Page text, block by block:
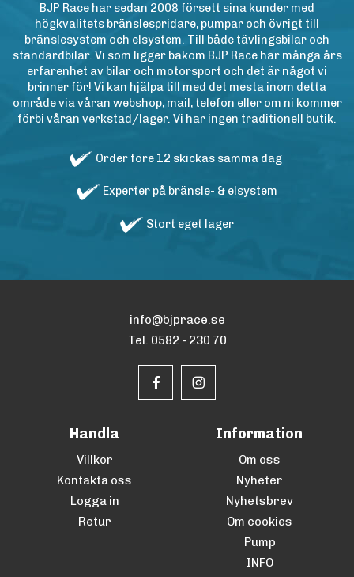
BJP Race har sedan 2008 försett sina kunder med
högkvalitets bränslespridare, pumpar och övrigt till
bränslesystem och elsystem. Till både tävlingsbilar och
standardbilar. Vi som ligger bakom BJP Race har många års
erfarenhet av bilar och motorsport och det är något vi
brinner för! Vi kan hjälpa till med det mesta inom detta
område via våran webshop, mail, telefon eller om ni kommer
förbi våran verkstad/lager. Vi har ingen traditionell butik.
Order före 12 skickas samma dag
Experter på bränsle- & elsystem
Stort eget lager
info@bjprace.se
Tel. 0582 - 230 70
Handla
Villkor
Kontakta oss
Logga in
Retur
Information
Om oss
Nyheter
Nyhetsbrev
Om cookies
Pump
INFO